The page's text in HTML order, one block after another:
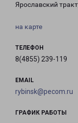
Ярославский
на карте
ТЕЛЕФОН
8(4855) 239-119
EMAIL
rybinsk@pecom.ru
ГРАФИК РАБОТЫ